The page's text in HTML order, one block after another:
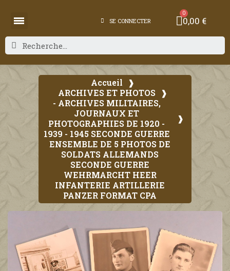
SE CONNECTER 0,00 €
Accueil
ARCHIVES ET PHOTOS
- ARCHIVES MILITAIRES,
JOURNAUX ET
PHOTOGRAPHIES DE 1920 -
1939 - 1945 SECONDE GUERRE
ENSEMBLE DE 5 PHOTOS DE
SOLDATS ALLEMANDS
SECONDE GUERRE
WEHRMARCHT HEER
INFANTERIE ARTILLERIE
PANZER FORMAT CPA